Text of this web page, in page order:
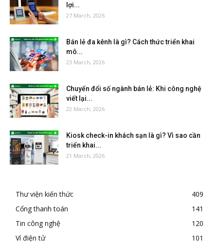
lợi...
27 March, 2026
Bán lẻ đa kênh là gì? Cách thức triển khai
mô...
23 March, 2026
Chuyển đổi số ngành bán lẻ: Khi công nghệ
viết lại...
22 March, 2026
Kiosk check-in khách sạn là gì? Vì sao cần
triển khai...
21 March, 2026
Thư viện kiến thức
409
Cổng thanh toán
141
Tin công nghệ
120
Ví điện tử
101